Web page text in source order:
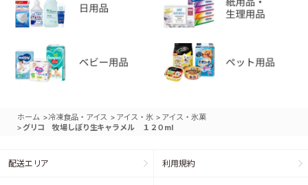
ホーム >冷凍食品・アイス > アイス・氷 > アイス・氷菓
>グリコ 牧場しぼり生キャラメル １２０ml
配送エリア 利用規約